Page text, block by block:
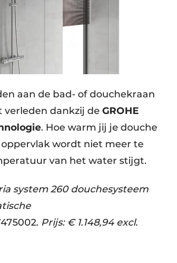
aan de bad- of douchekraan
dankzij de GROHE
. Hoe warm jij je douche
wordt niet meer te
van het water stijgt.
system 260 douchesysteem
Prijs: € 1.148,94 excl.